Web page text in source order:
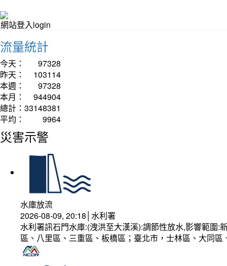
網站登入login
流量統計
今天：
97328
昨天：
103114
本週：
97328
本月：
944904
總計： 33148381
平均：
9964
災害示警
水庫放流
2026-08-09, 20:18│水利署
水利署訊石門水庫:(洩洪至大漢溪):調節性放水,影響範圍
區、八里區、三重區、板橋區；臺北市，士林區、大同